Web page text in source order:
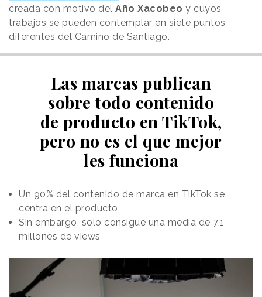
creada con motivo del Año Xacobeo y cuyos
trabajos se pueden contemplar en siete puntos
diferentes del Camino de Santiago.
Las marcas publican
sobre todo contenido
de producto en TikTok,
pero no es el que mejor
les funciona
Un 90% del contenido de marca en TikTok se
centra en el producto
Sin embargo, solo consigue una media de 7,1
millones de views